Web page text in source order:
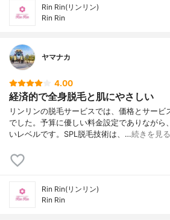
対応部位：鼻下
対応部位：背中
対応部位：手
対応部位：腹
対応部位：胸
対応部位：腰
あり
店舗のある都道府県
東京都、 神奈川
阜県、 愛知県、
営業時間（平日）
Rin Rin(リンリン)
Rin Rin
ヤマナカ
4.00
経済的で全身脱毛と肌にやさしい
リンリンの脱毛サービスでは、価格とサービ
でした。予算に優しい料金設定でありながら
いレベルです。SPL脱毛技術は、…続きを見る
Rin Rin(リンリン)
Rin Rin